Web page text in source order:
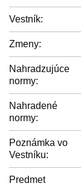
Vestník:
Zmeny:
Nahradzujúce
normy:
Nahradené
normy:
Poznámka vo
Vestníku:
Predmet